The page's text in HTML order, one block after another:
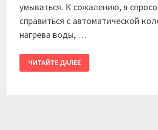
умываться. К сожалению, я
справиться с автоматической
нагрева воды, …
2016
/
КАЛИНИНГРАД
ЧИТАЙТЕ ДАЛЕЕ